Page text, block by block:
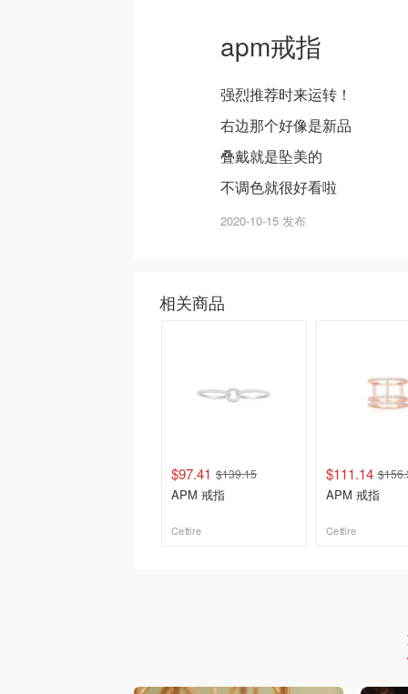
apm戒指
强烈推荐时来运转！
右边那个好像是新品
叠戴就是坠美的
不调色就很好看啦
2020-10-15 发布
相关商品
$97.41 $139.15
APM 戒指
Cettire
$111.14
APM 戒指
Cettire